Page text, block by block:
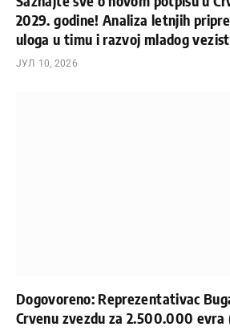
2029. godine! Analiza letnjih
uloga u timu i razvoj mladog
ЈУЛ 10, 2026
Dogovoreno: Reprezentativac
Crvenu zvezdu za 2.500.000 evra